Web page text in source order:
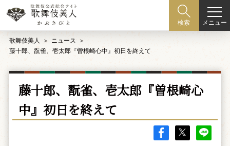
検索 メニュー
歌舞伎美人
ニュース
藤十郎、翫雀、壱太郎『曽根崎心中』初日を終えて
藤十郎、翫雀、壱太郎『曽根崎心
中』初日を終えて